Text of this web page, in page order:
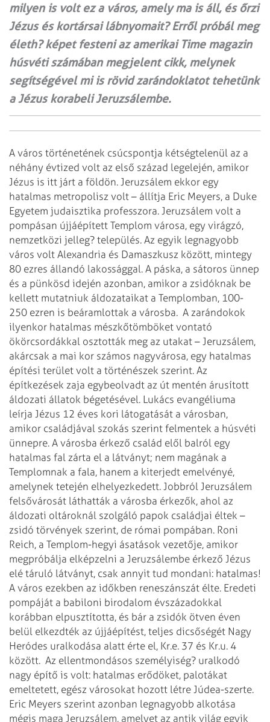
milyen is volt ez a város, amely ma is áll, és őrzi
Jézus és kortársai lábnyomait? Erről próbál meg
életh? képet festeni az amerikai Time magazin
húsvéti számában megjelent cikk, melynek
segítségével mi is rövid zarándoklatot tehetünk
a Jézus korabeli Jeruzsálembe.
A város történetének csúcspontja kétségtelenül az a
néhány évtized volt az első század legelején, amikor
Jézus is itt járt a földön. Jeruzsálem ekkor egy
hatalmas metropolisz volt – állítja Eric Meyers, a Duke
Egyetem judaisztika professzora. Jeruzsálem volt a
pompásan újjáépített Templom városa, egy virágzó,
nemzetközi jelleg? település. Az egyik legnagyobb
város volt Alexandria és Damaszkusz között, mintegy
80 ezres állandó lakossággal. A páska, a sátoros ünnep
és a pünkösd idején azonban, amikor a zsidóknak be
kellett mutatniuk áldozataikat a Templomban, 100-
250 ezren is beáramlottak a városba. A zarándokok
ilyenkor hatalmas mészkőtömböket vontató
ökörcsordákkal osztották meg az utakat – Jeruzsálem,
akárcsak a mai kor számos nagyvárosa, egy hatalmas
építési terület volt a történészek szerint. Az
építkezések zaja egybeolvadt az út mentén árusított
áldozati állatok bégetésével. Lukács evangéliuma
leírja Jézus 12 éves kori látogatását a városban,
amikor családjával szokás szerint felmentek a húsvéti
ünnepre. A városba érkező család elől balról egy
hatalmas fal zárta el a látványt; nem magának a
Templomnak a fala, hanem a kiterjedt emelvényé,
amelynek tetején elhelyezkedett. Jobbról Jeruzsálem
felsővárosát láthatták a városba érkezők, ahol az
áldozati oltároknál szolgáló papok családjai éltek –
zsidó törvények szerint, de római pompában. Roni
Reich, a Templom-hegyi ásatások vezetője, amikor
megpróbálja elképzelni a Jeruzsálembe érkező Jézus
elé táruló látványt, csak annyit tud mondani: hatalmas!
A város ezekben az időkben reneszánszát élte. Eredeti
pompáját a babiloni birodalom évszázadokkal
korábban elpusztította, és bár a zsidók ötven éven
belül elkezdték az újjáépítést, teljes dicsőségét Nagy
Heródes uralkodása alatt érte el, Kr.e. 37 és Kr.u. 4
között. Az ellentmondásos személyiség? uralkodó
nagy építő is volt: hatalmas erődöket, palotákat
emeltetett, egész városokat hozott létre Júdea-szerte.
Eric Meyers szerint azonban legnagyobb alkotása
mégis maga Jeruzsálem, amelyet az antik világ egyik